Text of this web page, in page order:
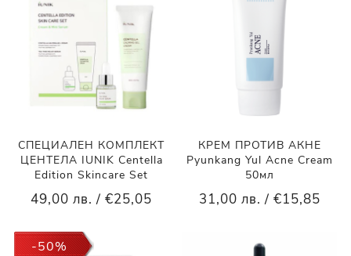
СПЕЦИАЛЕН КОМПЛЕКТ
ЦЕНТЕЛА IUNIK Centella
Edition Skincare Set
49,00 лв. / €25,05
КРЕМ ПРОТИВ АКНЕ
Pyunkang Yul Acne Cream
50мл
31,00 лв. / €15,85
-50%